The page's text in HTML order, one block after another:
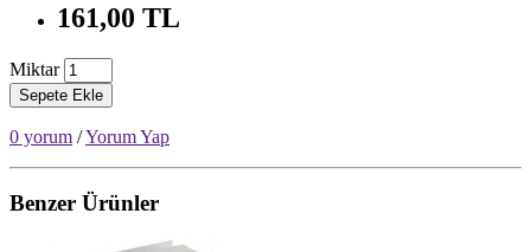
161,00 TL
Miktar
Sepete Ekle
0 yorum /Yorum Yap
Benzer Ürünler